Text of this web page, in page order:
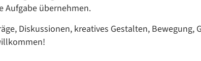
Aufgabe übernehmen.
Diskussionen, kreatives Gestalten,